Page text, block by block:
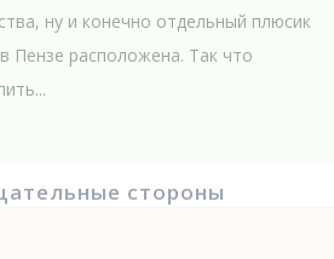
ну и конечно отдельный плюсик
Пензе расположена. Так что
стороны